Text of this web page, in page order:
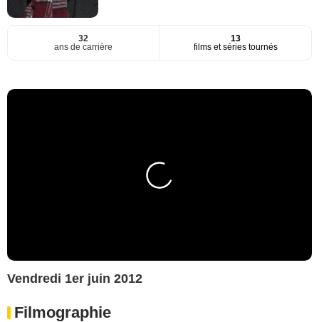
32
ans de carrière
13
films et séries tournés
Vendredi 1er juin 2012
Filmographie